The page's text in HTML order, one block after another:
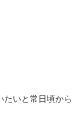
たいと常日頃から